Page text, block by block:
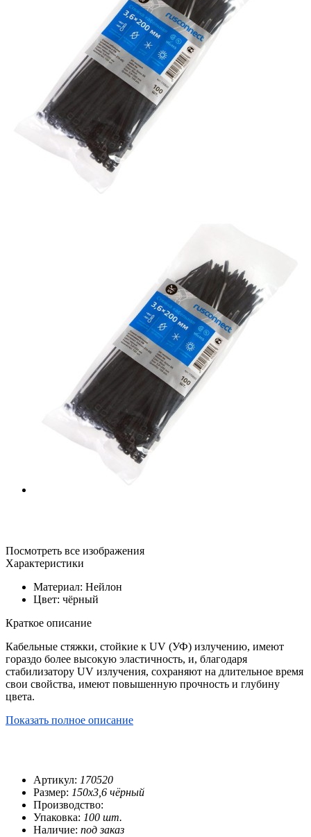
Посмотреть все изображения
Характеристики
Материал: Нейлон
Цвет: чёрный
Краткое описание
Кабельные стяжки, стойкие к UV (УФ) излучению, имеют
гораздо более высокую эластичность, и, благодаря
стабилизатору UV излучения, сохраняют на длительное время
свои свойства, имеют повышенную прочность и глубину
цвета.
Показать полное описание
Артикул: 170520
Размер: 150х3,6 чёрный
Производство:
Упаковка: 100 шт.
Наличие: под заказ